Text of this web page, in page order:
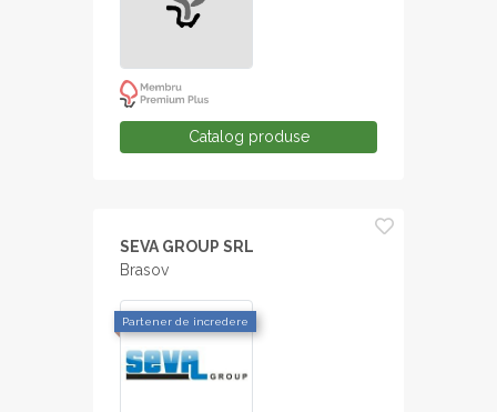
Catalog produse
SEVA GROUP SRL
Brasov
Partener de incredere